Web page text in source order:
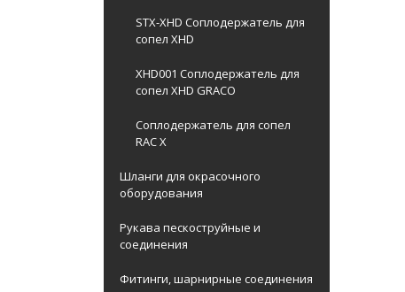
STX-XHD Соплодержатель для
сопел XHD
XHD001 Соплодержатель для
сопел XHD GRACO
Соплодержатель для сопел
RAC X
Шланги для окрасочного
оборудования
Рукава пескоструйные и
соединения
Фитинги, шарнирные соединения